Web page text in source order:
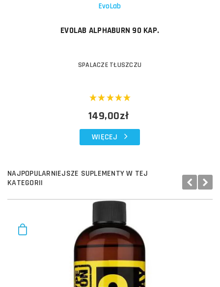
EvoLab
EVOLAB ALPHABURN 90 KAP.
SPALACZE TŁUSZCZU
149,00zł
WIĘCEJ
NAJPOPULARNIEJSZE SUPLEMENTY W TEJ
KATEGORII